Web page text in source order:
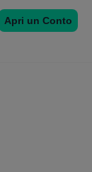
Apri un Conto